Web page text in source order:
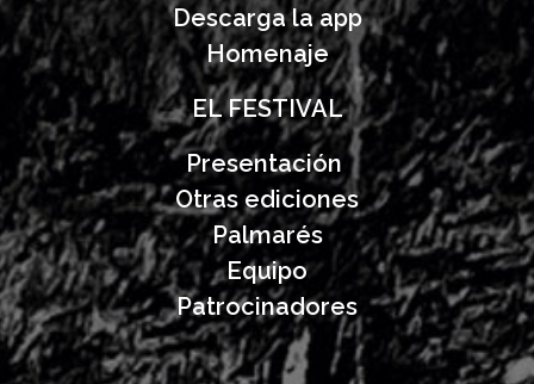
Descarga la app
Homenaje
EL FESTIVAL
Presentación
Otras ediciones
Palmarés
Equipo
Patrocinadores